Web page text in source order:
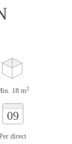
18 m2
09
direct